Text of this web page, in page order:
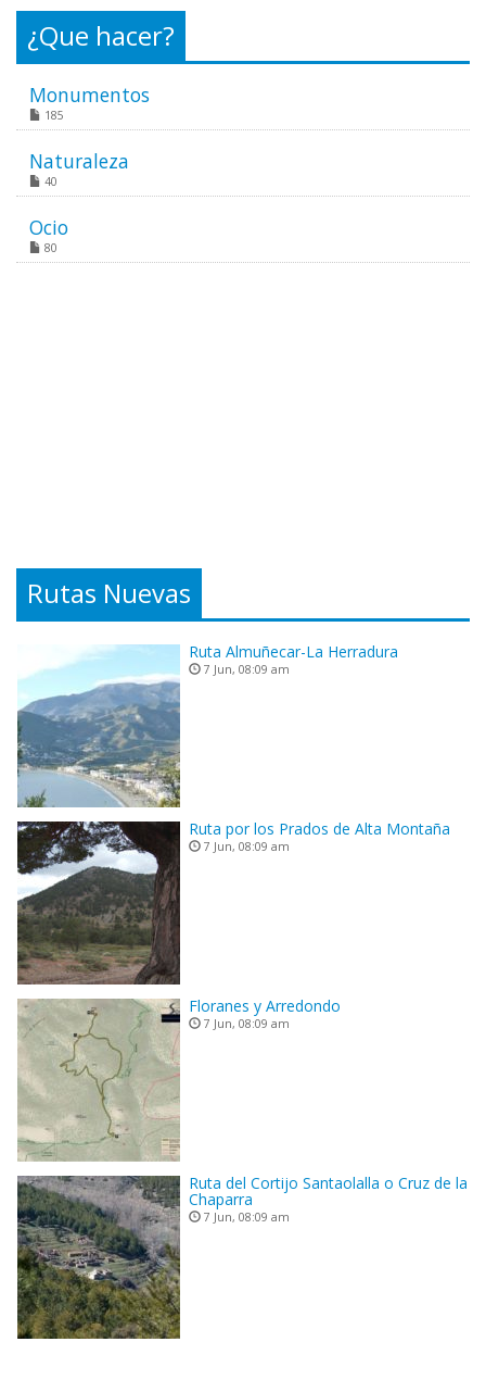
¿Que hacer?
Monumentos
185
Naturaleza
40
Ocio
80
Rutas Nuevas
Ruta Almuñecar-La Herradura
7 Jun, 08:09 am
Ruta por los Prados de Alta Montaña
7 Jun, 08:09 am
Floranes y Arredondo
7 Jun, 08:09 am
Ruta del Cortijo Santaolalla o Cruz de la
Chaparra
7 Jun, 08:09 am